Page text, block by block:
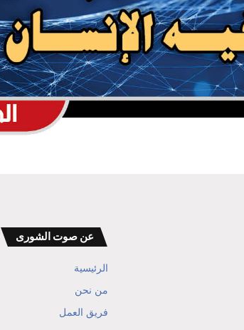
عن صوت الشورى
الرئيسية
من نحن
فريق العمل